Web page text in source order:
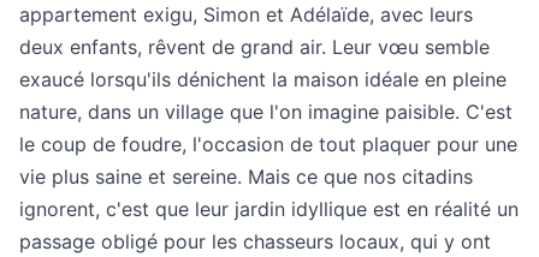
appartement exigu, Simon et Adélaïde, avec leurs
deux enfants, rêvent de grand air. Leur vœu semble
exaucé lorsqu'ils dénichent la maison idéale en pleine
nature, dans un village que l'on imagine paisible. C'est
le coup de foudre, l'occasion de tout plaquer pour une
vie plus saine et sereine. Mais ce que nos citadins
ignorent, c'est que leur jardin idyllique est en réalité un
passage obligé pour les chasseurs locaux, qui y ont